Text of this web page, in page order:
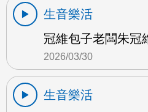
生音樂活
冠維包子老闆朱冠
2026/03/30
生音樂活